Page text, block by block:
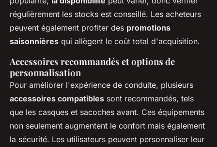
régulièrement les stocks est conseillé. Les acheteurs
peuvent également profiter des promotions
saisonnières qui allègent le coût total d'acquisition.
Accessoires recommandés et options de
personnalisation
Pour améliorer l'expérience de conduite, plusieurs
accessoires compatibles sont recommandés, tels
que les casques et sacoches avant. Ces équipements
non seulement augmentent le confort mais également
la sécurité. Les utilisateurs peuvent personnaliser leur